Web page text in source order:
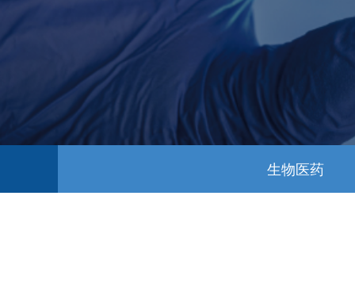
生物医药